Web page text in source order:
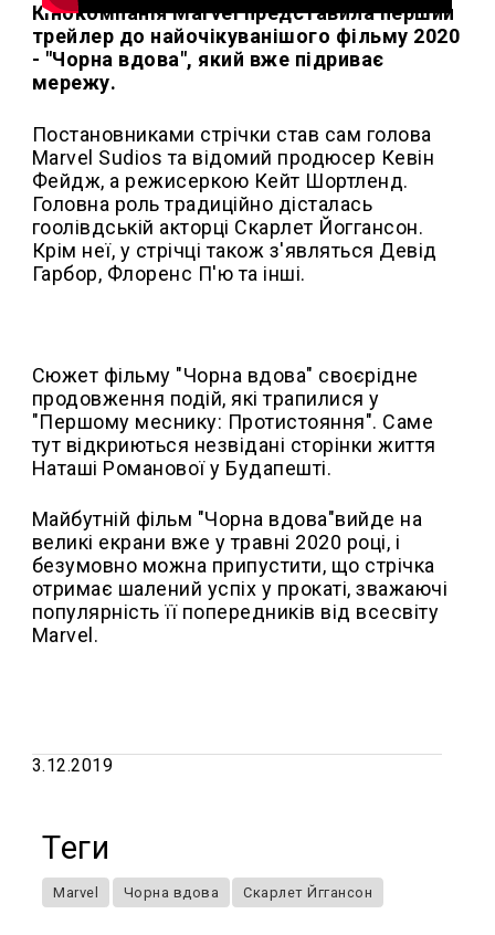
Кінокомпанія Marvel представила перший
трейлер до найочікуванішого фільму 2020
- "Чорна вдова", який вже підриває
мережу.
Постановниками стрічки став сам голова
Marvel Sudios та відомий продюсер Кевін
Фейдж, а режисеркою Кейт Шортленд.
Головна роль традиційно дісталась
гоолівдській акторці Скарлет Йоггансон.
Крім неї, у стрічці також з'являться Девід
Гарбор, Флоренс П'ю та інші.
Сюжет фільму "Чорна вдова" своєрідне
продовження подій, які трапилися у
"Першому меснику: Протистояння". Саме
тут відкриються незвідані сторінки життя
Наташі Романової у Будапешті.
Майбутній фільм "Чорна вдова"вийде на
великі екрани вже у травні 2020 році, і
безумовно можна припустити, що стрічка
отримає шалений успіх у прокаті, зважаючі
популярність її попередників від всесвіту
Marvel.
3.12.2019
Теги
Marvel Чорна вдова Скарлет Йггансон